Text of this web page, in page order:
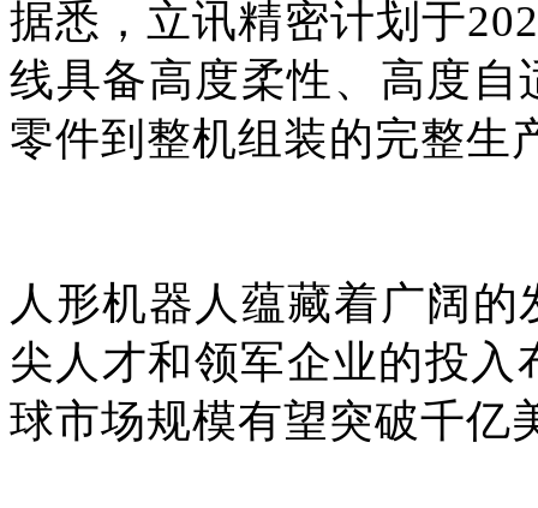
据悉，立讯精密计划于
线具备高度柔性、高度
零件到整机组装的完整生
人形机器人蕴藏着广阔
尖人才和领军企业的投入
球市场规模有望突破千亿